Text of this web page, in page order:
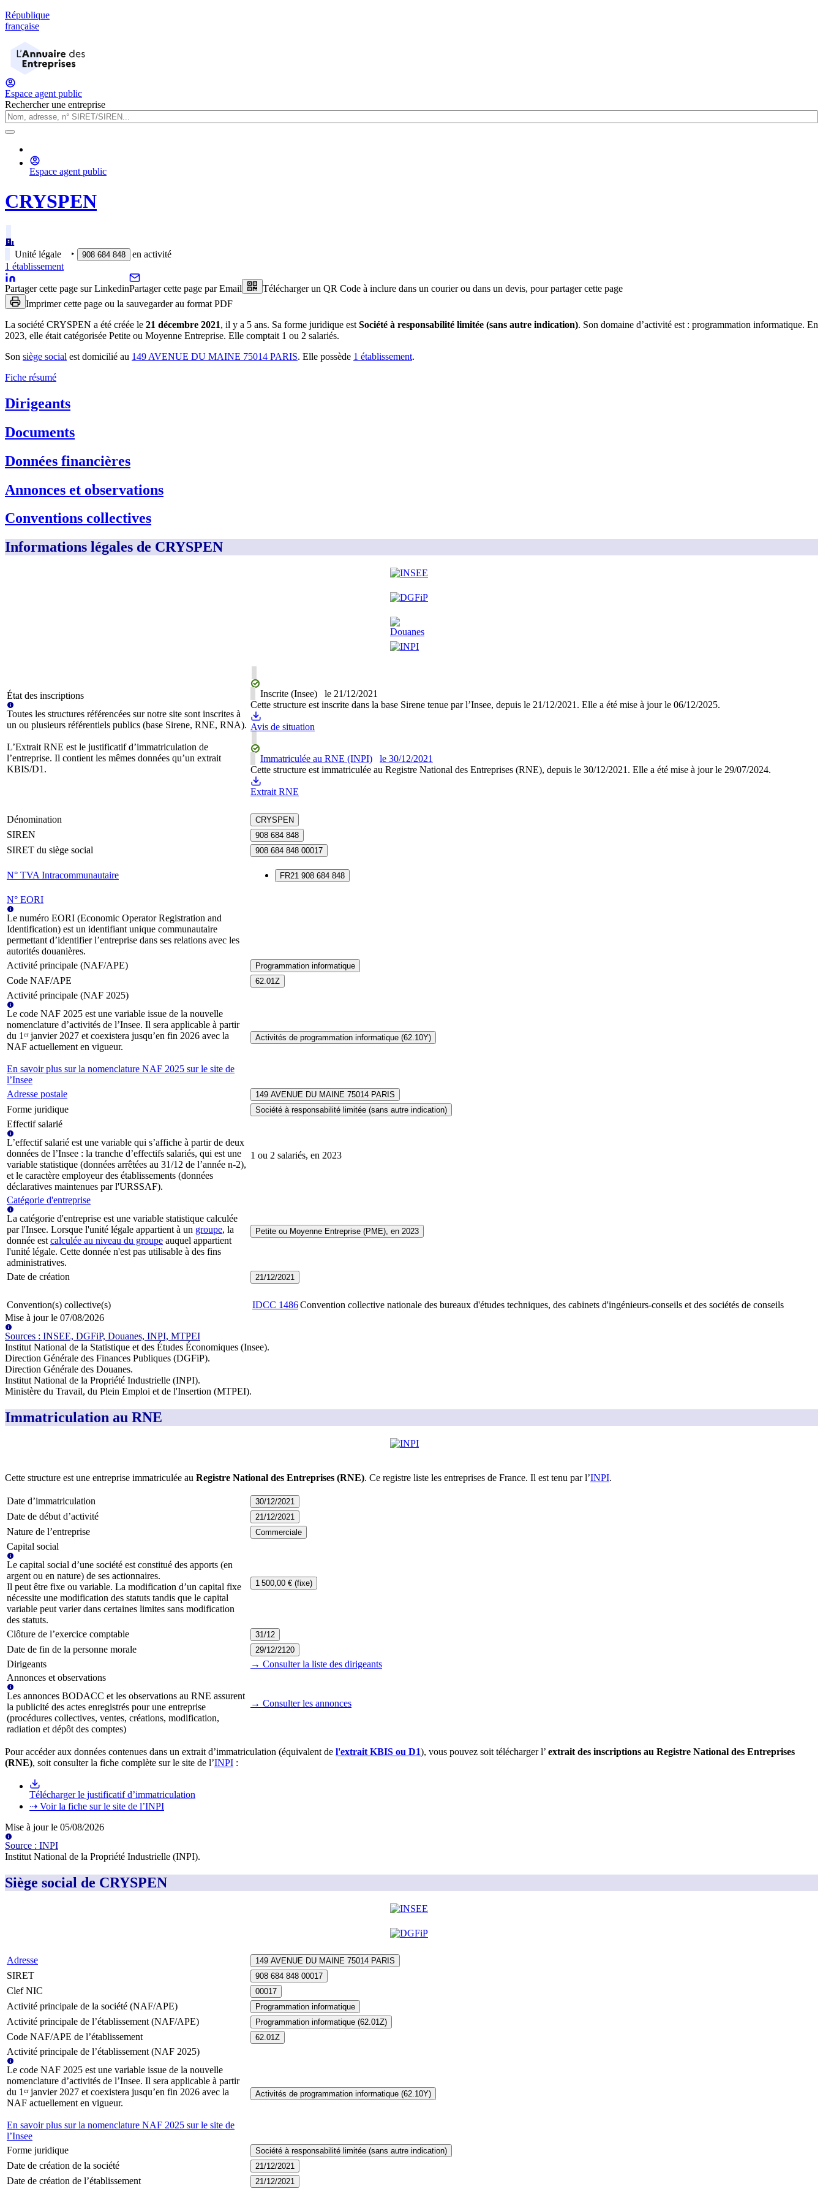
République
française
Espace agent public
Rechercher une entreprise
Espace agent public
CRYSPEN
Unité légale ‣ 908 684 848
en activité
1 établissement
Partager cette page sur LinkedinPartager cette page par Email
Télécharger un QR Code à inclure dans un courier ou dans un devis, pour partager cette page
Imprimer cette page ou la sauvegarder au format PDF
La société CRYSPEN a été créée le 21 décembre 2021, il y a 5 ans. Sa forme juridique est Société à responsabilité limitée (sans autre indication). Son domaine d’activité est : programmation informatique. En
2023, elle était catégorisée Petite ou Moyenne Entreprise. Elle comptait 1 ou 2 salariés.
Son siège social est domicilié au 149 AVENUE DU MAINE 75014 PARIS. Elle possède 1 établissement.
Fiche résumé
Dirigeants
Documents
Données financières
Annonces et observations
Conventions collectives
Informations légales de CRYSPEN
État des inscriptions
Toutes les structures référencées sur notre site sont inscrites à
un ou plusieurs référentiels publics (base Sirene, RNE, RNA).
L’Extrait RNE est le justificatif d’immatriculation de
l’entreprise. Il contient les mêmes données qu’un extrait
KBIS/D1.
Inscrite (Insee) le 21/12/2021
Cette structure est inscrite dans la base Sirene tenue par l’Insee, depuis le 21/12/2021. Elle a été mise à jour le 06/12/2025.
Avis de situation
Immatriculée au RNE (INPI) le 30/12/2021
Cette structure est immatriculée au Registre National des Entreprises (RNE), depuis le 30/12/2021. Elle a été mise à jour le 29/07/2024.
Extrait RNE
Dénomination CRYSPEN
SIREN 908 684 848
SIRET du siège social 908 684 848 00017
N° TVA Intracommunautaire FR21 908 684 848
N° EORI
Le numéro EORI (Economic Operator Registration and
Identification) est un identifiant unique communautaire
permettant d’identifier l’entreprise dans ses relations avec les
autorités douanières.
Activité principale (NAF/APE)
Programmation informatique
Code NAF/APE 62.01Z
Activité principale (NAF 2025)
Le code NAF 2025 est une variable issue de la nouvelle
nomenclature d’activités de l’Insee. Il sera applicable à partir
du 1ᵉʳ janvier 2027 et coexistera jusqu’en fin 2026 avec la
NAF actuellement en vigueur.
En savoir plus sur la nomenclature NAF 2025 sur le site de
l’Insee
Activités de programmation informatique (62.10Y)
Adresse postale 149 AVENUE DU MAINE 75014 PARIS
Forme juridique Société à responsabilité limitée (sans autre indication)
Effectif salarié
L’effectif salarié est une variable qui s’affiche à partir de deux
données de l’Insee : la tranche d’effectifs salariés, qui est une
variable statistique (données arrêtées au 31/12 de l’année n-2),
et le caractère employeur des établissements (données
déclaratives maintenues par l'URSSAF).
1 ou 2 salariés, en 2023
Catégorie d'entreprise
La catégorie d'entreprise est une variable statistique calculée
par l'Insee. Lorsque l'unité légale appartient à un groupe, la
donnée est calculée au niveau du groupe auquel appartient
l'unité légale. Cette donnée n'est pas utilisable à des fins
administratives.
Petite ou Moyenne Entreprise (PME), en 2023
Date de création 21/12/2021
Convention(s) collective(s) IDCC 1486Convention collective nationale des bureaux d'études techniques, des cabinets d'ingénieurs-conseils et des sociétés de conseils
Mise à jour le 07/08/2026
Sources : INSEE, DGFiP, Douanes, INPI, MTPEI
Institut National de la Statistique et des Études Économiques (Insee).
Direction Générale des Finances Publiques (DGFiP).
Direction Générale des Douanes.
Institut National de la Propriété Industrielle (INPI).
Ministère du Travail, du Plein Emploi et de l'Insertion (MTPEI).
Immatriculation au RNE
Cette structure est une entreprise immatriculée au Registre National des Entreprises (RNE). Ce registre liste les entreprises de France. Il est tenu par l’INPI.
Date d’immatriculation 30/12/2021
Date de début d’activité 21/12/2021
Nature de l’entreprise Commerciale
Capital social
Le capital social d’une société est constitué des apports (en
argent ou en nature) de ses actionnaires.
Il peut être fixe ou variable. La modification d’un capital fixe
nécessite une modification des statuts tandis que le capital
variable peut varier dans certaines limites sans modification
des statuts.
1 500,00 € (fixe)
Clôture de l’exercice comptable 31/12
Date de fin de la personne morale 29/12/2120
Dirigeants
→ Consulter la liste des dirigeants
Annonces et observations
Les annonces BODACC et les observations au RNE assurent
la publicité des actes enregistrés pour une entreprise
(procédures collectives, ventes, créations, modification,
radiation et dépôt des comptes)
→ Consulter les annonces
Pour accéder aux données contenues dans un extrait d’immatriculation (équivalent de l'extrait KBIS ou D1), vous pouvez soit télécharger l’ extrait des inscriptions au Registre National des Entreprises
(RNE), soit consulter la fiche complète sur le site de l’INPI :
Télécharger le justificatif d’immatriculation
⇢ Voir la fiche sur le site de l’INPI
Mise à jour le 05/08/2026
Source : INPI
Institut National de la Propriété Industrielle (INPI).
Siège social de CRYSPEN
Adresse 149 AVENUE DU MAINE 75014 PARIS
SIRET 908 684 848 00017
Clef NIC 00017
Activité principale de la société (NAF/APE) Programmation informatique
Activité principale de l’établissement (NAF/APE) Programmation informatique (62.01Z)
Code NAF/APE de l’établissement 62.01Z
Activité principale de l’établissement (NAF 2025)
Le code NAF 2025 est une variable issue de la nouvelle
nomenclature d’activités de l’Insee. Il sera applicable à partir
du 1ᵉʳ janvier 2027 et coexistera jusqu’en fin 2026 avec la
NAF actuellement en vigueur.
En savoir plus sur la nomenclature NAF 2025 sur le site de
l’Insee
Activités de programmation informatique (62.10Y)
Forme juridique Société à responsabilité limitée (sans autre indication)
Date de création de la société 21/12/2021
Date de création de l’établissement 21/12/2021